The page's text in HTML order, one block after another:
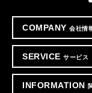
COMPANY 会社情
SERVICE サービス
INFORMATION